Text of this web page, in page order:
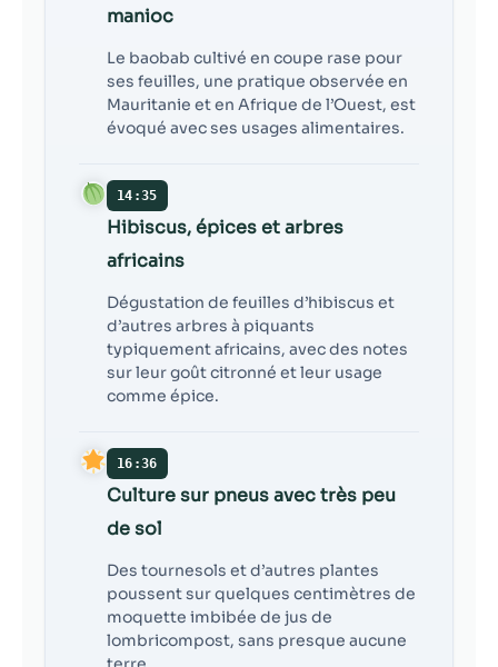
manioc
Le baobab cultivé en coupe rase pour
ses feuilles, une pratique observée en
Mauritanie et en Afrique de l’Ouest, est
évoqué avec ses usages alimentaires.
14:35
Hibiscus, épices et arbres
africains
Dégustation de feuilles d’hibiscus et
d’autres arbres à piquants
typiquement africains, avec des notes
sur leur goût citronné et leur usage
comme épice.
16:36
Culture sur pneus avec très peu
de sol
Des tournesols et d’autres plantes
poussent sur quelques centimètres de
moquette imbibée de jus de
lombricompost, sans presque aucune